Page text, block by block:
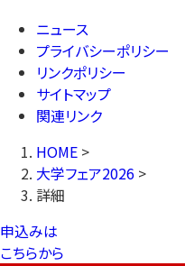
ニュース
プライバシーポリシー
リンクポリシー
サイトマップ
関連リンク
HOME >
大学フェア2026 >
詳細
申込みは
こちらから